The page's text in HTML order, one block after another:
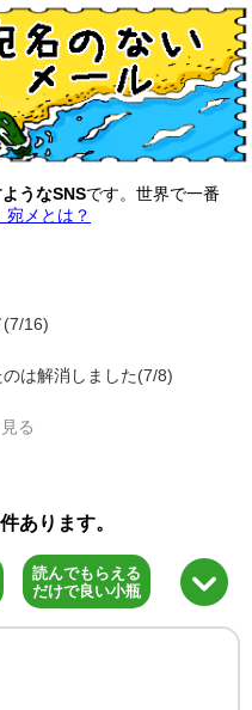
うなSNSです。世界で一番
メとは？
(7/16)
は解消しました(7/8)
る
あります。
読んでもらえる
だけで良い小瓶